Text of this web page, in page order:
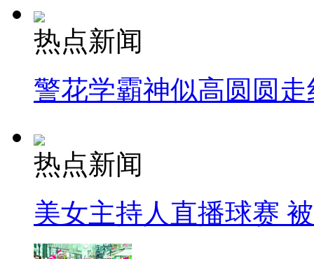
热点新闻
警花学霸神似高圆圆走
热点新闻
美女主持人直播球赛